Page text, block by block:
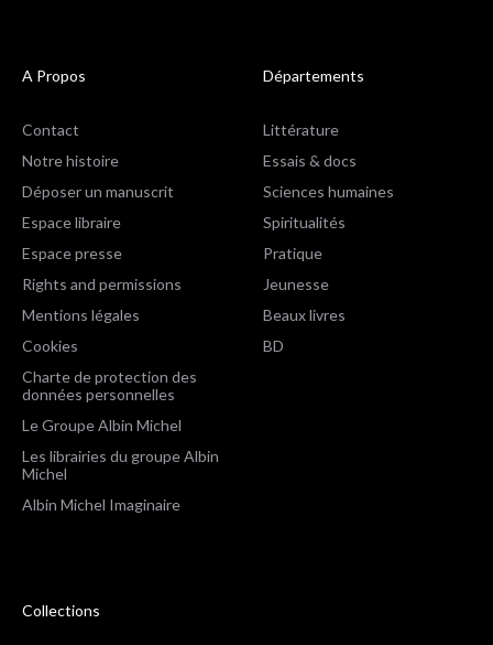
A Propos
Contact
Notre histoire
Déposer un manuscrit
Espace libraire
Espace presse
Rights and permissions
Mentions légales
Cookies
Charte de protection des
données personnelles
Le Groupe Albin Michel
Les librairies du groupe Albin
Michel
Albin Michel Imaginaire
Départements
Littérature
Essais & docs
Sciences humaines
Spiritualités
Pratique
Jeunesse
Beaux livres
BD
Collections